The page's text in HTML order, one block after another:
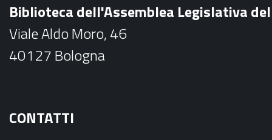
k
Biblioteca dell'Assemblea Legislativa
Viale Aldo Moro, 46
40127 Bologna
CONTATTI